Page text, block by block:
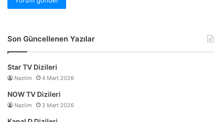
Son Güncellenen Yazılar
Star TV Dizileri
Nazlim 4 Mart 2026
NOW TV Dizileri
Nazlim 3 Mart 2026